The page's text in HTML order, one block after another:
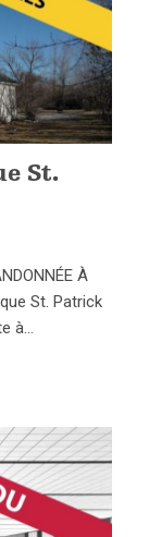
St.
À
St. Patrick
à…